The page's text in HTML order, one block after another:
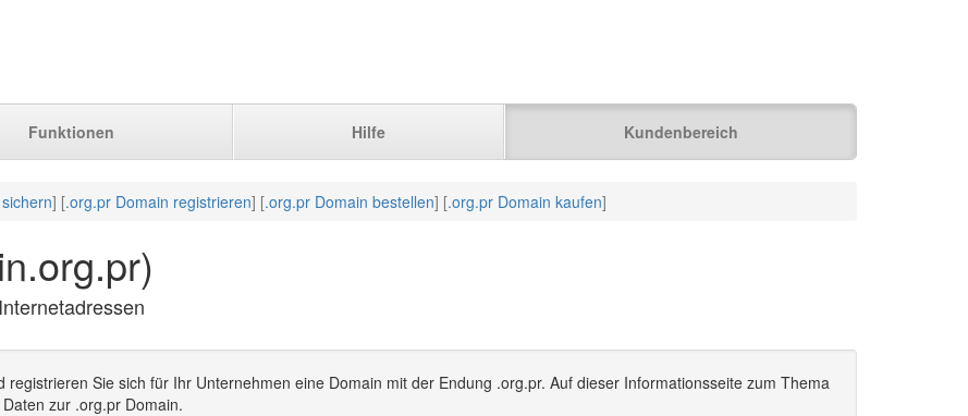
Funktionen Hilfe Kundenbereich
] [.org.pr Domain registrieren] [.org.pr Domain bestellen] [.org.pr Domain kaufen]
registrieren Sie sich für Ihr Unternehmen eine Domain mit der Endung .org.pr. Auf dieser Informationsseite zum Thema
zur .org.pr Domain.